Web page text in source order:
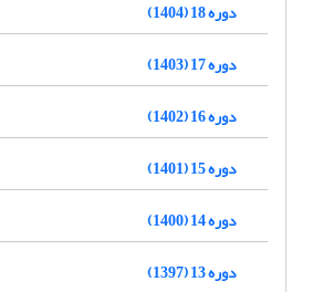
دوره 18 (1404)
دوره 17 (1403)
دوره 16 (1402)
دوره 15 (1401)
دوره 14 (1400)
دوره 13 (1397)